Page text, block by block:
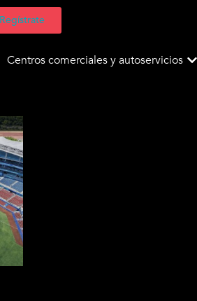
Regístrate
Centros comerciales y autoservicios